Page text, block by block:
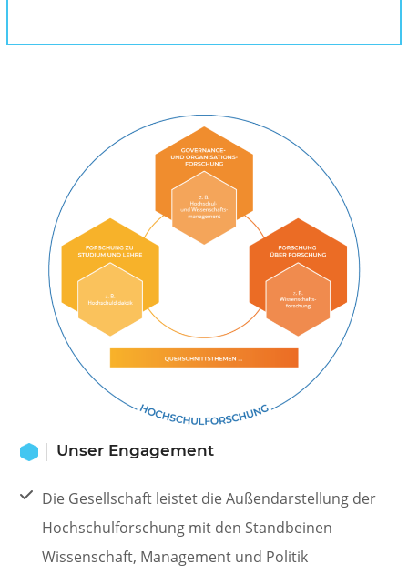
Unser Engagement
Die Gesellschaft leistet die Außendarstellung der
Hochschulforschung mit den Standbeinen
Wissenschaft, Management und Politik